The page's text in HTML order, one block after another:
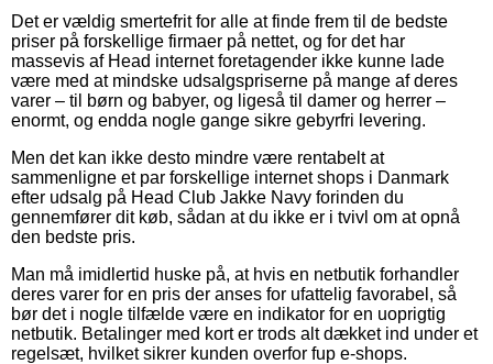
Det er vældig smertefrit for alle at finde frem til de bedste
priser på forskellige firmaer på nettet, og for det har
massevis af Head internet foretagender ikke kunne lade
være med at mindske udsalgspriserne på mange af deres
varer – til børn og babyer, og ligeså til damer og herrer –
enormt, og endda nogle gange sikre gebyrfri levering.
Men det kan ikke desto mindre være rentabelt at
sammenligne et par forskellige internet shops i Danmark
efter udsalg på Head Club Jakke Navy forinden du
gennemfører dit køb, sådan at du ikke er i tvivl om at opnå
den bedste pris.
Man må imidlertid huske på, at hvis en netbutik forhandler
deres varer for en pris der anses for ufattelig favorabel, så
bør det i nogle tilfælde være en indikator for en uoprigtig
netbutik. Betalinger med kort er trods alt dækket ind under et
regelsæt, hvilket sikrer kunden overfor fup e-shops.